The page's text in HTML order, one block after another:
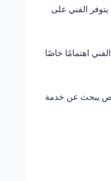
الفني على
اهتمامًا خاصًا
يبحث عن خدمة